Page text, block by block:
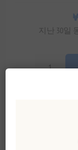
지난 30일